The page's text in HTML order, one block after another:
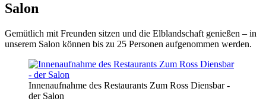
Salon
Gemütlich mit Freunden sitzen und die Elblandschaft genießen – in
unserem Salon können bis zu 25 Personen aufgenommen werden.
Innenaufnahme des Restaurants Zum Ross Diensbar -
der Salon